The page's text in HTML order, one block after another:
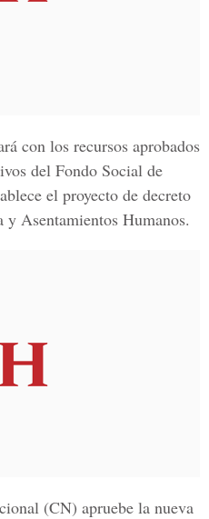
con los recursos aprobados
del Fondo Social de
el proyecto de decreto
Asentamientos Humanos.
(CN) apruebe la nueva